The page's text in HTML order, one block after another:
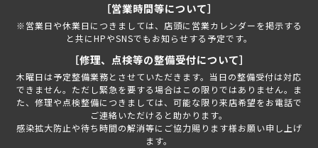
［営業時間等について］
※営業日や休業日につきましては、店頭に営業カレンダーを掲示する
と共にHPやSNSでもお知らせする予定です。
［修理、点検等の整備受付について］
木曜日は予定整備業務とさせていただきます。当日の整備受付は対応
できません。ただし緊急を要する場合はこの限りではありません。ま
た、修理や点検整備につきましては、可能な限り来店希望をお電話で
ご連絡いただけると助かります。
感染拡大防止や待ち時間の解消等にご協力賜ります様お願い申し上げ
ます。